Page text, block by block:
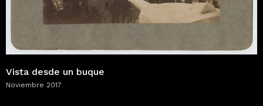
Vista desde un buque
Noviembre 2017